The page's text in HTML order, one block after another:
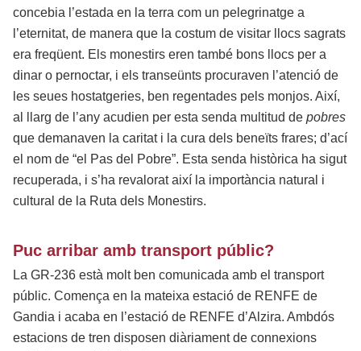
concebia l’estada en la terra com un pelegrinatge a
l’eternitat, de manera que la costum de visitar llocs sagrats
era freqüent. Els monestirs eren també bons llocs per a
dinar o pernoctar, i els transeünts procuraven l’atenció de
les seues hostatgeries, ben regentades pels monjos. Així,
al llarg de l’any acudien per esta senda multitud depobres
que demanaven la caritat i la cura dels beneïts frares; d’ací
el nom de “el Pas del Pobre”. Esta senda històrica ha sigut
recuperada, i s’ha revalorat així la importància natural i
cultural de la Ruta dels Monestirs.
Puc arribar amb transport públic?
La GR-236 està molt ben comunicada amb el transport
públic. Comença en la mateixa estació de RENFE de
Gandia i acaba en l’estació de RENFE d’Alzira. Ambdós
estacions de tren disposen diàriament de connexions